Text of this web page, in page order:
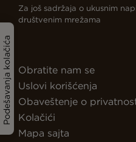
Podešavanja kolačića
Za još sadržaja o ukusnim
društvenim mrežama
Obratite nam se
Uslovi korišćenja
Obaveštenje o
Kolačići
Mapa sajta